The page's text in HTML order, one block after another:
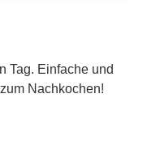
Tag. Einfache und
Nachkochen!